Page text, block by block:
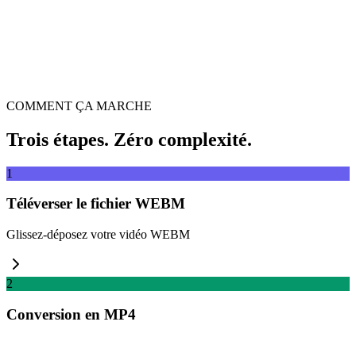
COMMENT ÇA MARCHE
Trois étapes. Zéro complexité.
1
Téléverser le fichier WEBM
Glissez-déposez votre vidéo WEBM
2
Conversion en MP4